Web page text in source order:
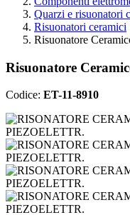
Quarzi e risuonatori
Risuonatori ceramici
Risuonatore
Risuonatore
Codice: ET-11-8910